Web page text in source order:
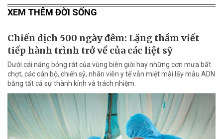
XEM THÊM ĐỜI SỐNG
Chiến dịch 500 ngày đêm: Lặng thầm viết
tiếp hành trình trở về của các liệt sỹ
Dưới cái nắng bỏng rát của vùng biên giới hay những cơn mưa bất
chợt, các cán bộ, chiến sỹ, nhân viên y tế vẫn miệt mài lấy mẫu ADN
bằng tất cả sự thành kính và trách nhiệm.